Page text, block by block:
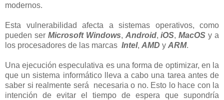
modernos.
Esta vulnerabilidad afecta a sistemas operativos, como
pueden ser Microsoft Windows, Android,iOS,MacOSy a
los procesadores de las marcas Intel, AMD y ARM.
Una ejecución especulativa es una forma de optimizar, en la
que un sistema informático lleva a cabo una tarea antes de
saber si realmente será necesaria o no. Esto lo hace con la
intención de evitar el tiempo de espera que supondría